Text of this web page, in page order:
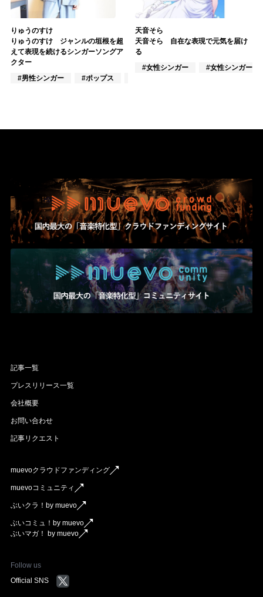
りゅうのすけ
りゅうのすけ ジャンルの垣根を超
えて表現を続けるシンガーソングア
クター
#男性シンガー
#ポップス
天音そら
天音そら 自在な表現で元気を届け
る
#女性シンガー
#女性シンガーグ
記事一覧
プレスリリース一覧
会社概要
お問い合わせ
記事リクエスト
muevoクラウドファンディング
muevoコミュニティ
ぶいクラ！by muevo
ぶいコミュ！by muevo
ぶいマガ！ by muevo
Follow us
Official SNS